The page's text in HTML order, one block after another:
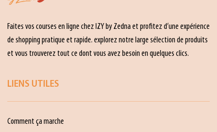
Faites vos courses en ligne chez IZY by Zedna et profitez d’une expérience
de shopping pratique et rapide. explorez notre large sélection de produits
et vous trouverez tout ce dont vous avez besoin en quelques clics.
LIENS UTILES
Comment ça marche